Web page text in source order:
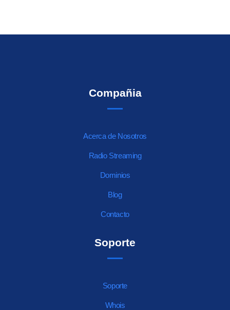
Compañia
Acerca de Nosotros
Radio Streaming
Dominios
Blog
Contacto
Soporte
Soporte
Whois